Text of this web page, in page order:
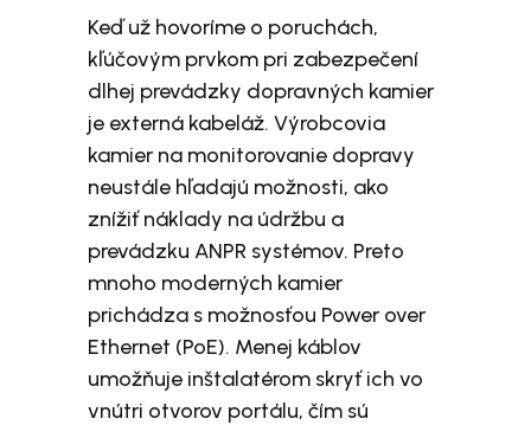
Keď už hovoríme o poruchách,
kľúčovým prvkom pri zabezpečení
dlhej prevádzky dopravných kamier
je externá kabeláž. Výrobcovia
kamier na monitorovanie dopravy
neustále hľadajú možnosti, ako
znížiť náklady na údržbu a
prevádzku ANPR systémov. Preto
mnoho moderných kamier
prichádza s možnosťou Power over
Ethernet (PoE). Menej káblov
umožňuje inštalatérom skryť ich vo
vnútri otvorov portálu, čím sú